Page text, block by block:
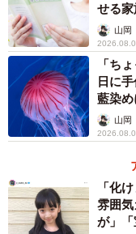
持ち悪かったので、
た。私が座っている
――お相手はどのよ
「20代後半くらいの
と太っていてだるそ
――yuyuさんはなに
「いえ、声をかけた
せる家
山岡
「ち
日に
藍染
ごい」
山岡
「化
雰囲
が」「